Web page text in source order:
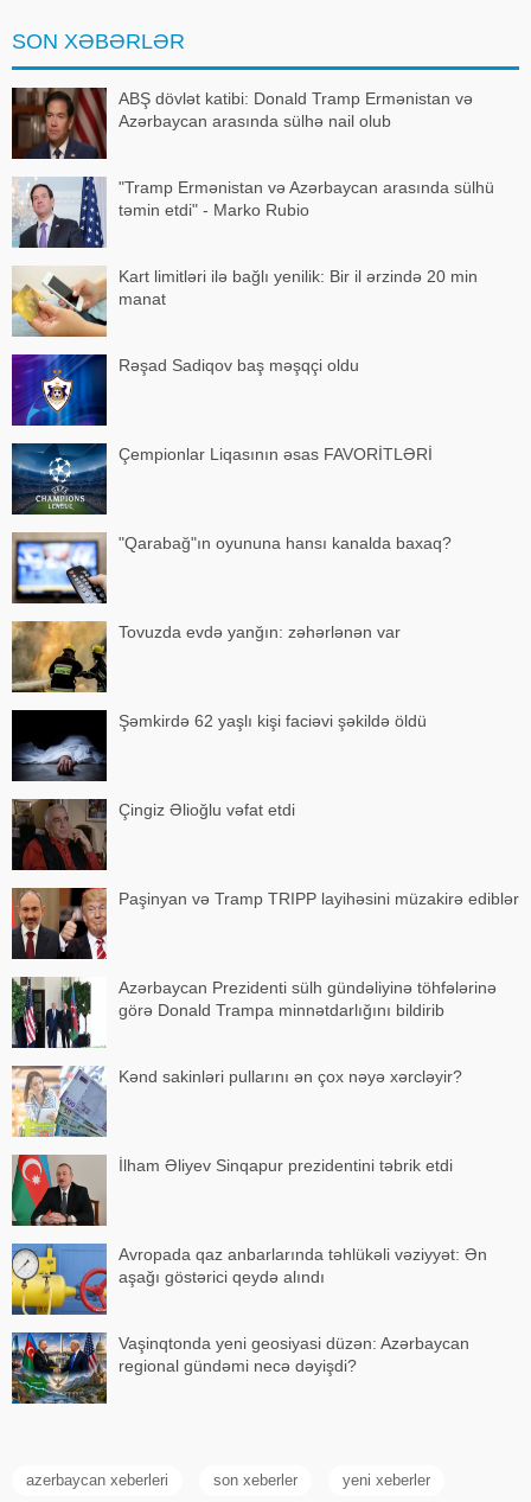
Teymur Mərdanoğlu deyib. Onun
sözlərin
SON XƏBƏRLƏR
ABŞ dövlət katibi: Donald Tramp Ermənistan və
Azərbaycan arasında sülhə nail olub
"Tramp Ermənistan və Azərbaycan arasında sülhü
təmin etdi" - Marko Rubio
Kart limitləri ilə bağlı yenilik: Bir il ərzində 20 min
manat
Rəşad Sadiqov baş məşqçi oldu
Çempionlar Liqasının əsas FAVORİTLƏRİ
"Qarabağ"ın oyununa hansı kanalda baxaq?
Tovuzda evdə yanğın: zəhərlənən var
Şəmkirdə 62 yaşlı kişi faciəvi şəkildə öldü
Çingiz Əlioğlu vəfat etdi
Paşinyan və Tramp TRIPP layihəsini müzakirə ediblər
Azərbaycan Prezidenti sülh gündəliyinə töhfələrinə
görə Donald Trampa minnətdarlığını bildirib
Kənd sakinləri pullarını ən çox nəyə xərcləyir?
İlham Əliyev Sinqapur prezidentini təbrik etdi
Avropada qaz anbarlarında təhlükəli vəziyyət: Ən
aşağı göstərici qeydə alındı
Vaşinqtonda yeni geosiyasi düzən: Azərbaycan
regional gündəmi necə dəyişdi?
azerbaycan xeberleri son xeberler yeni xeberler